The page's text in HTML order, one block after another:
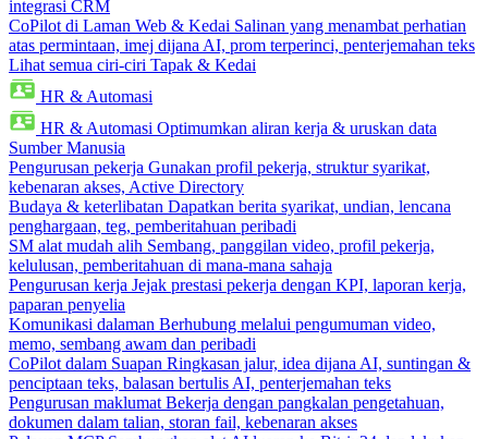
integrasi CRM
CoPilot di Laman Web & Kedai Salinan yang menambat perhatian
atas permintaan, imej dijana AI, prom terperinci, penterjemahan teks
Lihat semua ciri-ciri Tapak & Kedai
HR & Automasi
HR & Automasi Optimumkan aliran kerja & uruskan data
Sumber Manusia
Pengurusan pekerja Gunakan profil pekerja, struktur syarikat,
kebenaran akses, Active Directory
Budaya & keterlibatan Dapatkan berita syarikat, undian, lencana
penghargaan, teg, pemberitahuan peribadi
SM alat mudah alih Sembang, panggilan video, profil pekerja,
kelulusan, pemberitahuan di mana-mana sahaja
Pengurusan kerja Jejak prestasi pekerja dengan KPI, laporan kerja,
paparan penyelia
Komunikasi dalaman Berhubung melalui pengumuman video,
memo, sembang awam dan peribadi
CoPilot dalam Suapan Ringkasan jalur, idea dijana AI, suntingan &
penciptaan teks, balasan bertulis AI, penterjemahan teks
Pengurusan maklumat Bekerja dengan pangkalan pengetahuan,
dokumen dalam talian, storan fail, kebenaran akses